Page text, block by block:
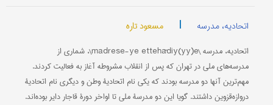
اتحادیه، مدرسه | مسعود تاره
اتحادیه، مدرسه \madrese-ye ettehādiy(yy)e\، شماری از
مدرسه‌های ملی در تهران که پس از انقلاب مشروطه آغاز به فعالیت کردند.
مهم‌ترین آنها دو مدرسه بودند که یکی نام اتحادیۀ وطن و دیگری نام اتحادیۀ
دروازه‌قزوین داشتند. گویا این دو مدرسۀ ملی تا اواخر دورۀ قاجار دایر بوده‌اند.